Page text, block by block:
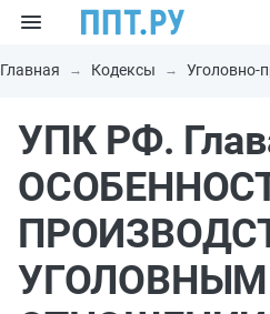
Главная Кодексы Уголовно-
УПК РФ.